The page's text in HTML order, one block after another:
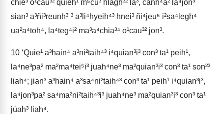
chie³ o¹cau³² quieh¹ m⁵cu³ hlagh³² la³, canh⁴a² la⁴jon³
sian³ a³ñi³reunh³ˉ³ a³li⁴hyeih⁴³ hnei³ ñi⁴jeu⁵ i²sa⁴legh⁴
ua²a⁴toh⁴, la⁴teg⁴i² ma³a⁴chia³⁴ o¹cau³² jon³.
10 ‘Quie¹ a³hain⁴ a³ni²taih⁴³ i⁴quian³i³ con³ ta¹ peih¹,
la⁴ne³pa² ma²ma⁴tei⁵i³ juah⁴ne³ ma²quian³i³ con³ ta¹ son²³
liah⁴; jian³ a³hain⁴ a³sa⁴ni²taih⁴³ con³ ta¹ peih¹ i⁴quian³i³,
la⁴jon³pa² sa⁴ma²ni²taih⁴³i³ juah⁴ne³ ma²quian³i³ con³ ta¹
júah³ liah⁴.